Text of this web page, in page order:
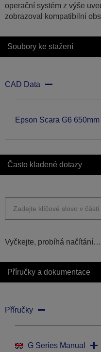
operační systém z výše
zobrazoval kompatibilní
Soubory ke stažení
CAD Data
Epson Scara G6
Často kladené dotazy
Vyčkejte, probíhá načítání…
Příručky a dokumentace
Příručky
G Series Manual